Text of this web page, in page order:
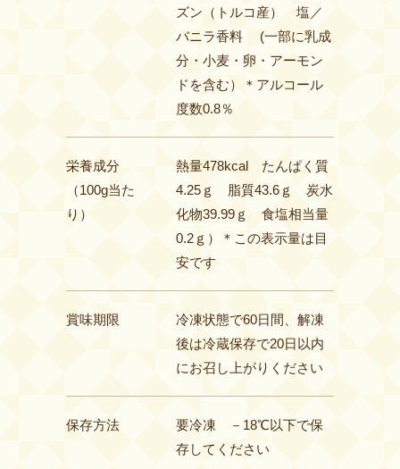
ズン（トルコ産） 塩／
バニラ香料 (一部に乳成
分・小麦・卵・アーモン
ドを含む）＊アルコール
度数0.8％
栄養成分
（100g当た
り）
熱量478kcal たんぱく質
4.25ｇ 脂質43.6ｇ 炭水
化物39.99ｇ 食塩相当量
0.2ｇ）＊この表示量は目
安です
賞味期限
冷凍状態で60日間、解凍
後は冷蔵保存で20日以内
にお召し上がりください
保存方法
要冷凍 －18℃以下で保
存してください